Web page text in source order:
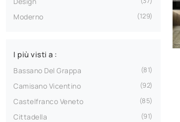
Moderno 129
I più visti a :
Bassano Del Grappa 81
Camisano Vicentino 92
Castelfranco Veneto 85
Cittadella 91